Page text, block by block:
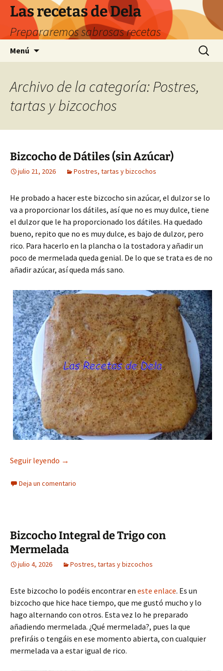
Saltar
contenido
Las recetas de Dela
Prepararemos sabrosas recetas
Menú Buscar:
Archivo de la categoría: Postres,
tartas y bizcochos
Bizcocho de Dátiles (sin Azúcar)
julio 21, 2026 Postres, tartas y bizcochos
He probado a hacer este bizcocho sin azúcar, el dulzor se lo
va a proporcionar los dátiles, así que no es muy dulce, tiene
el dulzor que le ha proporcionado los dátiles. Ha quedado
bueno, repito que no es muy dulce, es bajo de dulzor, pero
rico. Para hacerlo en la plancha o la tostadora y añadir un
poco de mermelada queda genial. De lo que se trata es de no
añadir azúcar, así queda más sano.
Seguir leyendo Bizcocho de Dátiles (sin Azúcar)
→
Deja un comentario
Bizcocho Integral de Trigo con
Mermelada
julio 4, 2026 Postres, tartas y bizcochos
Este bizcocho lo podéis encontrar en este enlace. Es un
bizcocho que hice hace tiempo, que me gustó mucho y lo
hago alternando con otros. Esta vez lo he preparado
añadiendo mermelada. ¿Qué mermelada?, pues la que
prefiráis o tengáis en ese momento abierta, con cualquier
mermelada va a estar igual de rico.